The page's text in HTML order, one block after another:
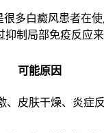
很多白癜风患者在
制局部免疫反应
可能原因
、皮肤干燥、炎症